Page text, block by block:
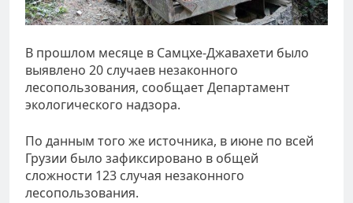
В прошлом месяце в Самцхе-Джавахети было
выявлено 20 случаев незаконного
лесопользования, сообщает Департамент
экологического надзора.
По данным того же источника, в июне по всей
Грузии было зафиксировано в общей
сложности 123 случая незаконного
лесопользования.